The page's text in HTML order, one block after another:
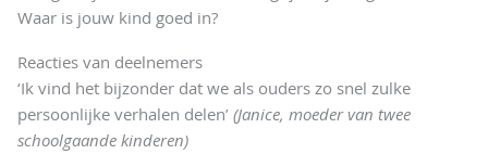
Waar is jouw kind goed in?
Reacties van deelnemers
‘Ik vind het bijzonder dat we als ouders zo snel zulke
persoonlijke verhalen delen’ (Janice, moeder van twee
schoolgaande kinderen)